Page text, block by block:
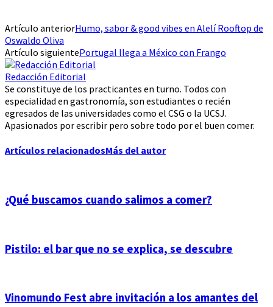
Artículo anteriorHumo, sabor & good vibes en Alelí Rooftop de
Oswaldo Oliva
Artículo siguientePortugal llega a México con Frango
Redacción Editorial
Se constituye de los practicantes en turno. Todos con
especialidad en gastronomía, son estudiantes o recién
egresados de las universidades como el CSG o la UCSJ.
Apasionados por escribir pero sobre todo por el buen comer.
Artículos relacionadosMás del autor
¿Qué buscamos cuando salimos a comer?
Pistilo: el bar que no se explica, se descubre
Vinomundo Fest abre invitación a los amantes del